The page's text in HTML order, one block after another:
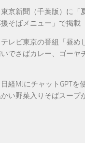
東京新聞（千葉版）に「
そばメニュー」で掲載
レビ東京の番組「昼め
でさばカレー、ゴーヤ
経MJにチャットGPTを
い野菜入りそばスープ